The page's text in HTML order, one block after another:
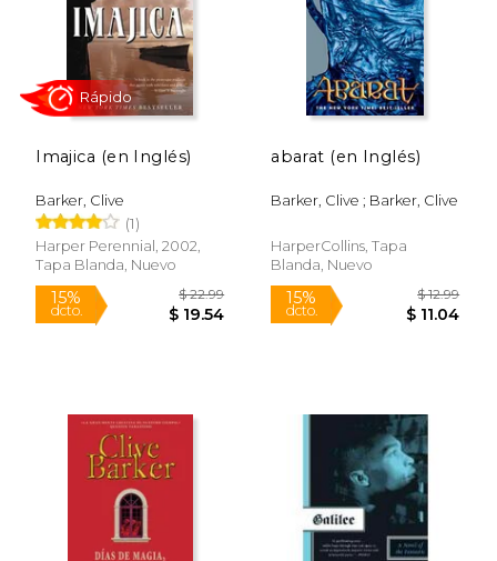
15%
dcto. $ 17.00
Rápido
dcto.
Rápido
Imajica (en Inglés)
Barker, Clive
(1)
Harper Perennial, 2002,
Tapa Blanda, Nuevo
Rápido
abarat (en Inglés)
Barker, Clive ; Barker, Clive
HarperCollins, Tapa
Blanda, Nuevo